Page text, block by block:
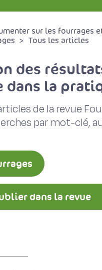
sur les fourrages
Tous les articles
des
dans la
de la revue
par mot-clé,
dans la revue